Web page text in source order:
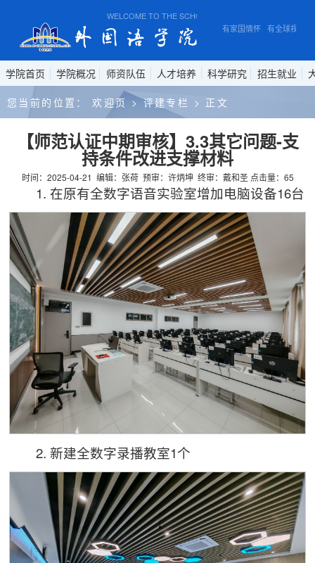
WELCOME TO THE SCHOOL OF FOREIGN STUDIES,
有家国情怀 有全球视野
学院首页 学院概况 师资队伍 人才培养 科学研究 招生就业
您当前的位置： 欢迎页 > 评建专栏 > 正文
【师范认证中期审核】3.3其它问题-支
持条件改进支撑材料
时间：2025-04-21 编辑：张荷 预审：许炳坤 终审：戴和圣点击量： 65
1. 在原有全数字语音实验室增加电脑设备16台
2. 新建全数字录播教室1个